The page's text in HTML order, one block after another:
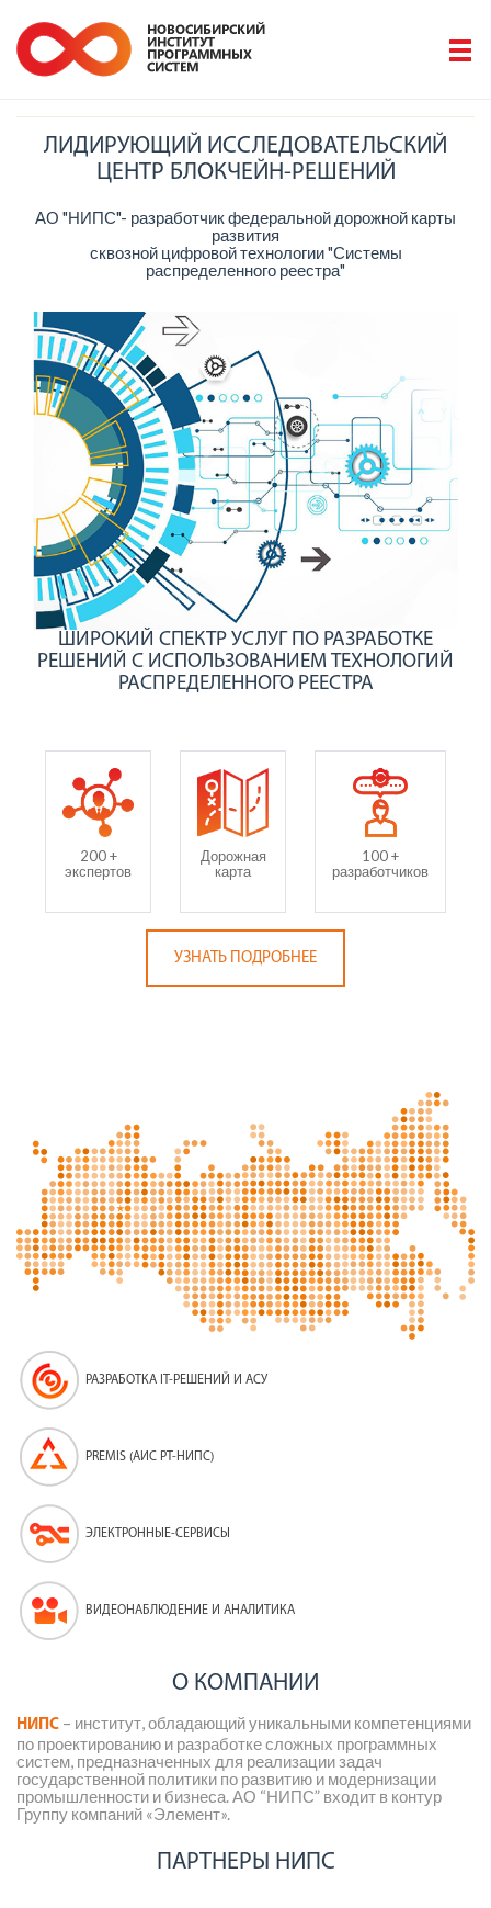
ЛИДИРУЮЩИЙ ИССЛЕДОВАТЕЛЬСКИЙ
ЦЕНТР БЛОКЧЕЙН-РЕШЕНИЙ
АО "НИПС"- разработчик федеральной дорожной карты
развития
сквозной цифровой технологии "Системы
распределенного реестра"
ШИРОКИЙ СПЕКТР УСЛУГ ПО РАЗРАБОТКЕ
РЕШЕНИЙ С ИСПОЛЬЗОВАНИЕМ ТЕХНОЛОГИЙ
РАСПРЕДЕЛЕННОГО РЕЕСТРА
200 +
экспертов
Дорожная
карта
100 +
разработчиков
УЗНАТЬ ПОДРОБНЕЕ
РАЗРАБОТКА IT-РЕШЕНИЙ И АСУ
PREMIS (АИС PT-НИПС)
ЭЛЕКТРОННЫЕ-СЕРВИСЫ
ВИДЕОНАБЛЮДЕНИЕ И АНАЛИТИКА
О КОМПАНИИ
НИПС – институт, обладающий уникальными компетенциями
по проектированию и разработке сложных программных
систем, предназначенных для реализации задач
государственной политики по развитию и модернизации
промышленности и бизнеса. АО “НИПС” входит в контур
Группу компаний «Элемент».
ПАРТНЕРЫ НИПС